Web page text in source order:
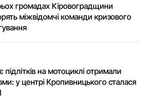
громадах Кіровоградщини
міжвідомчі команди кризового
підлітків на мотоциклі отримали
у центрі Кропивницького сталася